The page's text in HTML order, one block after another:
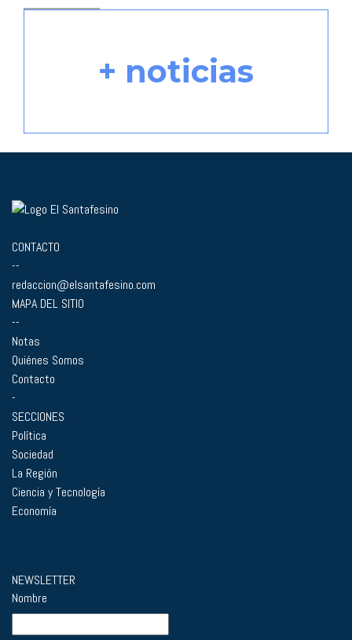
+ noticias
CONTACTO
--
redaccion@elsantafesino.com
MAPA DEL SITIO
--
Notas
Quiénes Somos
Contacto
-
SECCIONES
Política
Sociedad
La Región
Ciencia y Tecnología
Economía
NEWSLETTER
Nombre